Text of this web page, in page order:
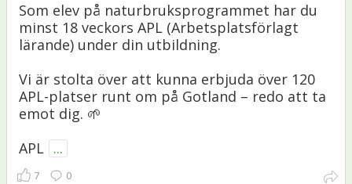
Som elev på naturbruksprogrammet har du
minst 18 veckors APL (Arbetsplatsförlagt
lärande) under din utbildning.
Vi är stolta över att kunna erbjuda över 120
APL-platser runt om på Gotland – redo att ta
emot dig. 🌱
APL ...
7 0